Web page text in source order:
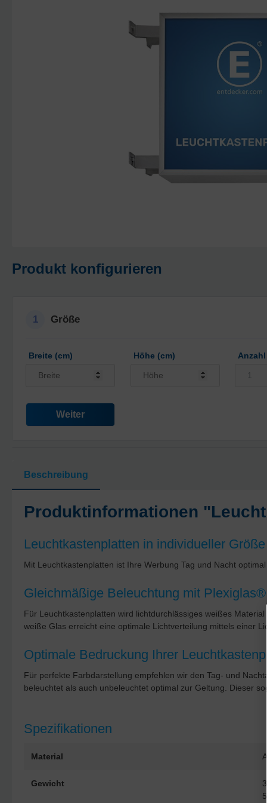
Produkt konfigurieren
1 Größe
Breite (cm) Höhe (cm) Anzahl
Weiter
Beschreibung
Produktinformationen
Leuchtkastenplatten in individueller Größe
Mit Leuchtkastenplatten ist Ihre Werbung Tag und Nacht
Gleichmäßige Beleuchtung mit
Für Leuchtkastenplatten wird lichtdurchlässiges weißes
weiße Glas erreicht eine optimale Lichtverteilung mittels einer
Optimale Bedruckung Ihrer
Für perfekte Farbdarstellung empfehlen wir den Tag- und
beleuchtet als auch unbeleuchtet optimal zur Geltung. Dieser
Spezifikationen
Material
Gewicht